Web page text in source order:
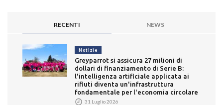
RECENTI NEWS
Notizie
Greyparrot si assicura 27 milioni di
dollari di finanziamento di Serie B:
l'intelligenza artificiale applicata ai
rifiuti diventa un'infrastruttura
fondamentale per l'economia circolare
31 Luglio 2026